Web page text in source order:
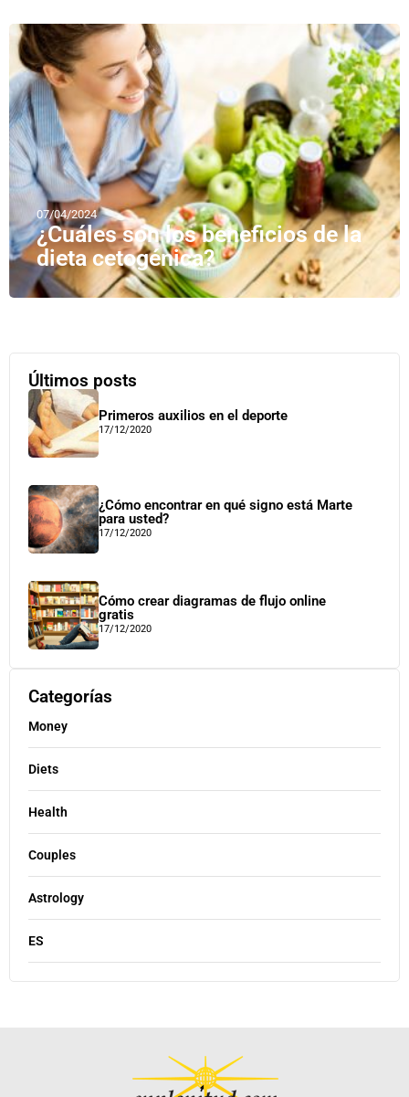
07/04/2024
¿Cuáles son los beneficios de la
dieta cetogénica?
Últimos posts
Primeros auxilios en el deporte
17/12/2020
¿Cómo encontrar en qué signo está Marte
para usted?
17/12/2020
Cómo crear diagramas de flujo online
gratis
17/12/2020
Categorías
Money
Diets
Health
Couples
Astrology
ES